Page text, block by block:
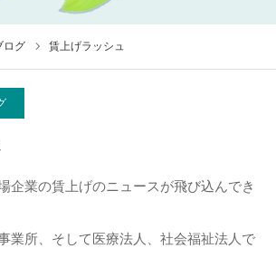
ログ 賃上げラッシュ
企業の賃上げのニュースが飛び込んでき
業所、そして医療法人、社会福祉法人で